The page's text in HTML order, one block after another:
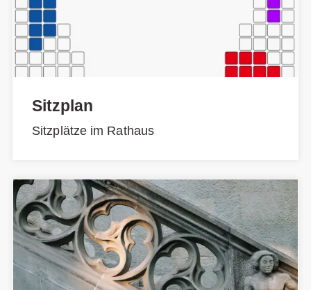
Sitzplan
Sitzplätze im Rathaus